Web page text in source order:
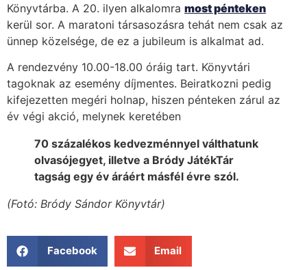
Könyvtárba. A 20. ilyen alkalomra most pénteken
kerül sor. A maratoni társasozásra tehát nem csak az
ünnep közelsége, de ez a jubileum is alkalmat ad.
A rendezvény 10.00-18.00 óráig tart. Könyvtári
tagoknak az esemény díjmentes. Beiratkozni pedig
kifejezetten megéri holnap, hiszen pénteken zárul az
év végi akció, melynek keretében
70 százalékos kedvezménnyel válthatunk
olvasójegyet, illetve a Bródy JátékTár
tagság egy év áráért másfél évre szól.
(Fotó: Bródy Sándor Könyvtár)
Facebook Email